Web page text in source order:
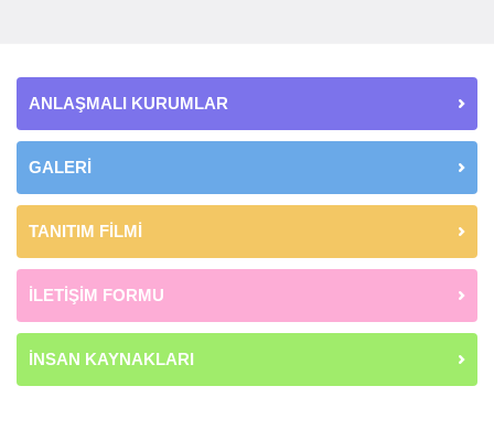
ANLAŞMALI KURUMLAR
GALERİ
TANITIM FİLMİ
İLETİŞİM FORMU
İNSAN KAYNAKLARI